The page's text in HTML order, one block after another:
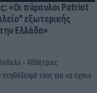
«Οι πύραυλοι Patriot
εξωτερικής
Ελλάδα»